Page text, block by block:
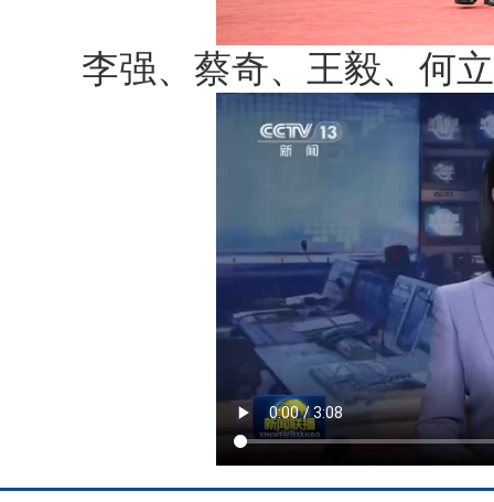
李强、蔡奇、王毅、何